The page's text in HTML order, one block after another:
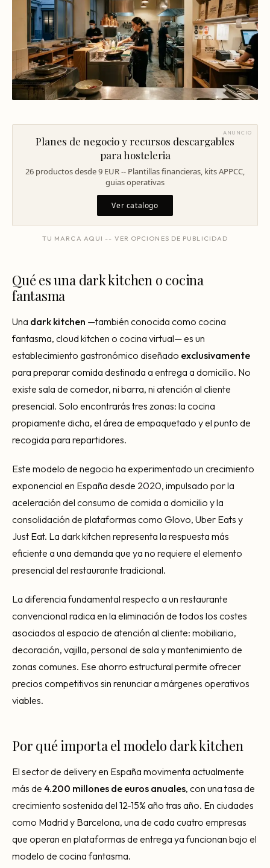
Mentoría Gastronómica
Transformación Digital
Arquitectura Gastronómica
Inversores Internacionales
Escandallos de restaurante
Ingeniería de menú
Carta rentable
Subir ticket medio
Rotación de personal
Cuánto cuesta abrir
Permisos en Madrid
Consultoría Barcelona
Por qué fracasan
Traspasar restaurante
Mi restaurante va a cerrar
Glosario
Solicitar diagnóstico
ANUNCIO
Planes de negocio y recursos descargables
para hosteleria
26 productos desde 9 EUR -- Plantillas financieras, kits APPCC,
guias operativas
Ver catalogo
TU MARCA AQUI -- VER OPCIONES DE PUBLICIDAD
Qué es una dark kitchen o cocina
fantasma
Una dark kitchen —también conocida como cocina
fantasma, cloud kitchen o cocina virtual— es un
establecimiento gastronómico diseñado exclusivamente
para preparar comida destinada a entrega a domicilio. No
existe sala de comedor, ni barra, ni atención al cliente
presencial. Solo encontrarás tres zonas: la cocina
propiamente dicha, el área de empaquetado y el punto de
recogida para repartidores.
Este modelo de negocio ha experimentado un crecimiento
exponencial en España desde 2020, impulsado por la
aceleración del consumo de comida a domicilio y la
consolidación de plataformas como Glovo, Uber Eats y
Just Eat. La dark kitchen representa la respuesta más
eficiente a una demanda que ya no requiere el elemento
presencial del restaurante tradicional.
La diferencia fundamental respecto a un restaurante
convencional radica en la eliminación de todos los costes
asociados al espacio de atención al cliente: mobiliario,
decoración, vajilla, personal de sala y mantenimiento de
zonas comunes. Ese ahorro estructural permite ofrecer
precios competitivos sin renunciar a márgenes operativos
viables.
Por qué importa el modelo dark kitchen
El sector de delivery en España movimenta actualmente
más de 4.200 millones de euros anuales, con una tasa de
crecimiento sostenida del 12-15% año tras año. En ciudades
como Madrid y Barcelona, una de cada cuatro empresas
que operan en plataformas de entrega ya funcionan bajo el
modelo de cocina fantasma.